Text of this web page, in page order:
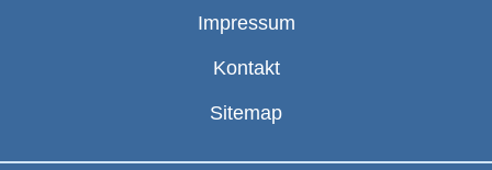
Impressum
Kontakt
Sitemap